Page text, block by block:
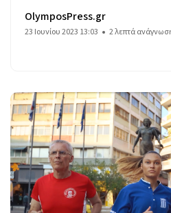
OlymposPress.gr
23 Ιουνίου 2023 13:03 2 λεπτά